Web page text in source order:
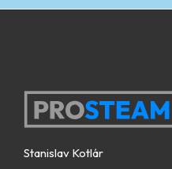
Zápatí
Stanislav Kotlár